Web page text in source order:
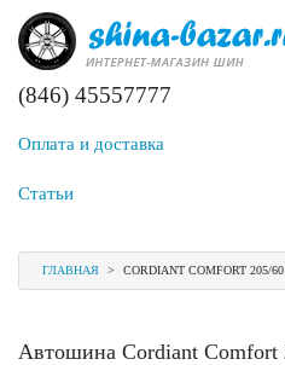
(846) 45557777
Оплата и доставка
Статьи
ГЛАВНАЯ > CORDIANT COMFORT 205/
Автошина Cordiant Comfort